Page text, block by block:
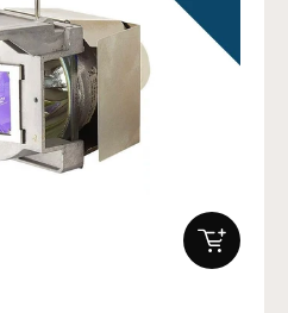
IN DEN